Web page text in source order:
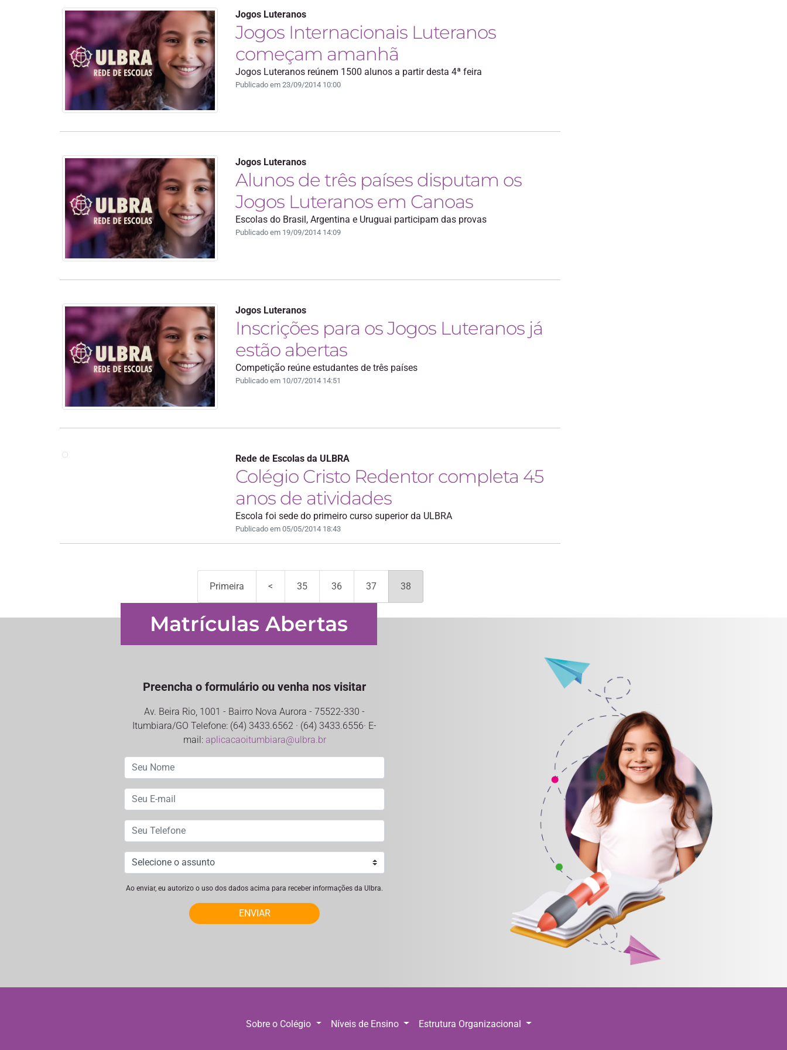
Jogos Luteranos
Jogos Internacionais Luteranos
começam amanhã
Jogos Luteranos reúnem 1500 alunos a partir desta 4ª feira
Publicado em 23/09/2014 10:00
Jogos Luteranos
Alunos de três países disputam os
Jogos Luteranos em Canoas
Escolas do Brasil, Argentina e Uruguai participam das provas
Publicado em 19/09/2014 14:09
Jogos Luteranos
Inscrições para os Jogos Luteranos já
estão abertas
Competição reúne estudantes de três países
Publicado em 10/07/2014 14:51
Rede de Escolas da ULBRA
Colégio Cristo Redentor completa 45
anos de atividades
Escola foi sede do primeiro curso superior da ULBRA
Publicado em 05/05/2014 18:43
Primeira < 35 36 37 38
Matrículas Abertas
Preencha o formulário ou venha nos visitar
Av. Beira Rio, 1001 - Bairro Nova Aurora - 75522-330 -
Itumbiara/GO Telefone: (64) 3433.6562 · (64) 3433.6556· E-
mail: aplicacaoitumbiara@ulbra.br
Ao enviar, eu autorizo o uso dos dados acima para receber informações da Ulbra.
ENVIAR
Sobre o Colégio Níveis de Ensino Estrutura Organizacional